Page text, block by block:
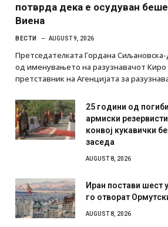
потврда дека е осудуван
Виена
ВЕСТИ AUGUST 9, 2026
Претседателката Гордана
од именувањето на разузнавачот Киро
претставник на Агенцијата за
25 години од
армиски
конвој кукавички
заседа
AUGUST 8, 2026
Иран постави шест
го отворат
AUGUST 8, 2026